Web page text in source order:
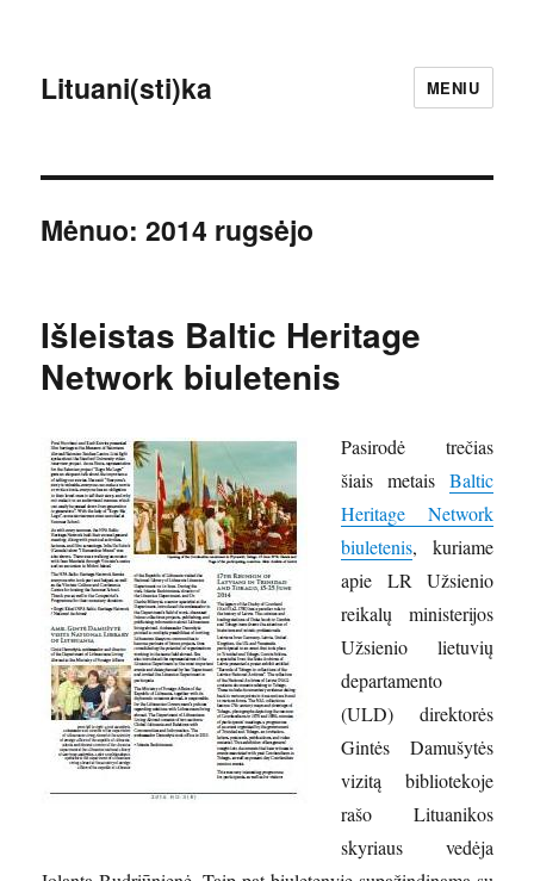
Lituani(sti)ka MENIU
Mėnuo:2014 rugsėjo
Išleistas Baltic Heritage
Network biuletenis
Pasirodė trečias
šiais metais Baltic
Heritage Network
biuletenis, kuriame
apie LR Užsienio
reikalų ministerijos
Užsienio lietuvių
departamento
(ULD) direktorės
Gintės Damušytės
vizitą bibliotekoje
rašo Lituanikos
skyriaus vedėja